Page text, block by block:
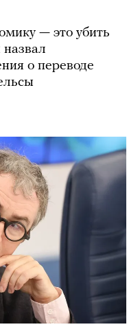
— это убить
о переводе